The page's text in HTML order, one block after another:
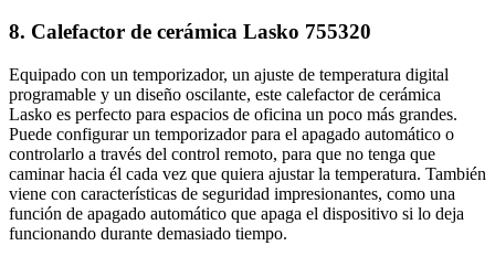
8. Calefactor de cerámica Lasko 755320
Equipado con un temporizador, un ajuste de temperatura digital
programable y un diseño oscilante, este calefactor de cerámica
Lasko es perfecto para espacios de oficina un poco más grandes.
Puede configurar un temporizador para el apagado automático o
controlarlo a través del control remoto, para que no tenga que
caminar hacia él cada vez que quiera ajustar la temperatura. También
viene con características de seguridad impresionantes, como una
función de apagado automático que apaga el dispositivo si lo deja
funcionando durante demasiado tiempo.